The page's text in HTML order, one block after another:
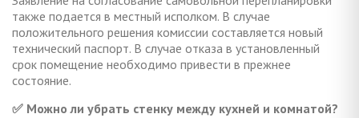
также подается в местный исполком. В случае
положительного решения комиссии составляется новый
технический паспорт. В случае отказа в установленный
срок помещение необходимо привести в прежнее
состояние.
✅ Можно ли убрать стенку между кухней и комнатой?